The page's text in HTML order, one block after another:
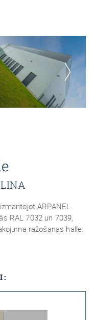
ARPANEL
RAL 7032 un 7039,
ražošanas halle.